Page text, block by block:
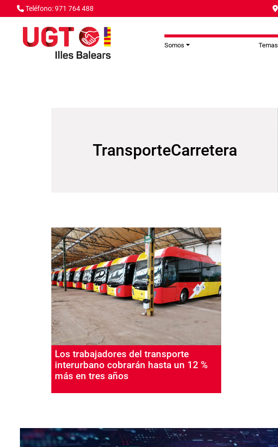
Pasar al contenido principal
Teléfono: 971 764 488
Somos Temas
TransporteCarretera
Los trabajadores del transporte
interurbano cobrarán hasta un 12 %
más en tres años